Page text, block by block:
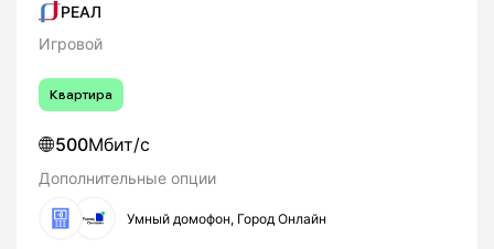
РЕАЛ
Игровой
Квартира
500Мбит/с
Дополнительные опции
Умный домофон, Город Онлайн